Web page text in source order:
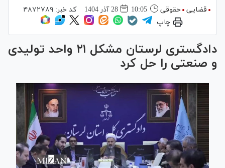
قضایی حقوقی 10:05 28 آذر 1404 کد خبر:۴۸۷۲۷۸۹
چاپ
دادگستری لرستان مشکل ۲۱ واحد تولیدی
و صنعتی را حل کرد